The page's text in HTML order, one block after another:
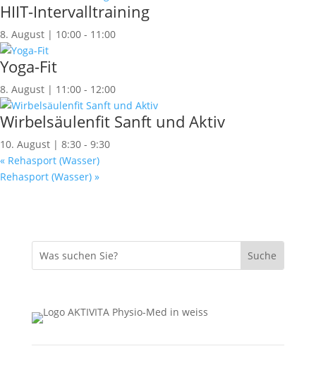
HIIT-Intervalltraining
8. August | 10:00 - 11:00
Yoga-Fit
8. August | 11:00 - 12:00
Wirbelsäulenfit Sanft und Aktiv
10. August | 8:30 - 9:30
« Rehasport (Wasser)
Rehasport (Wasser) »